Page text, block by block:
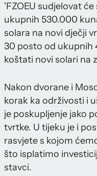
'FZOEU sudjelovat
ukupnih 530.000
solara na novi dječji
30 posto od ukupnih
koštati novi solari na
Nakon dvorane i
korak ka održivosti i
je poskupljenje jako
tvrtke. U tijeku je i
rasvjete s kojom
što isplatimo
stavci.